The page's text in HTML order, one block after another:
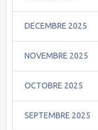
DECEMBRE 2025
NOVEMBRE 2025
OCTOBRE 2025
SEPTEMBRE 2025